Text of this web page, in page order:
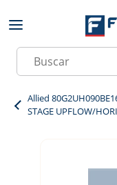
Skip to main
Site Search
Allied
STAGE UPFLOW/